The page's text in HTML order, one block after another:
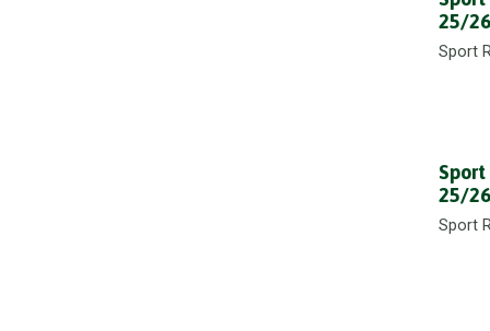
25/
Sport
Sport
25/
Sport